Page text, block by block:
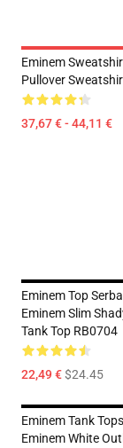
Eminem
Pullover
37,67 € - 44,11 €
Eminem Top
Eminem Slim
Tank Top RB0704
22,49 €$24.45
Eminem Tank
Eminem White